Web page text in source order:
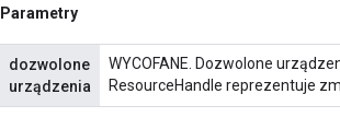
Parametry
dozwolone
urządzenia
WYCOFANE. Dozwolone
ResourceHandle reprezentuje